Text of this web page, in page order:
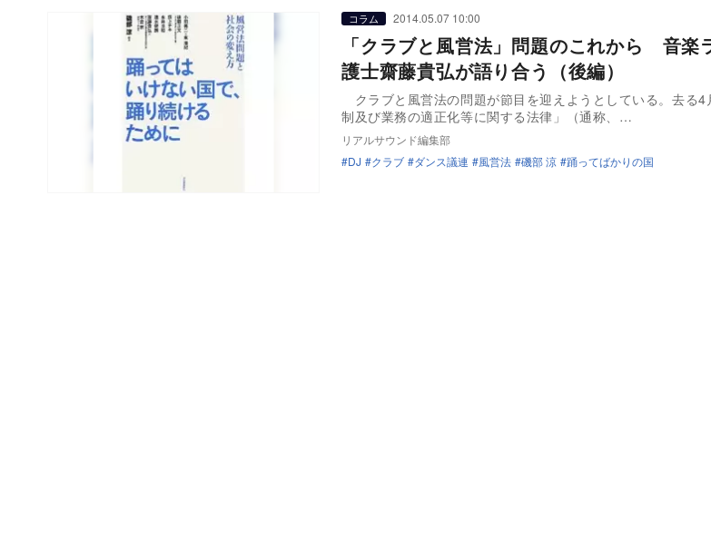
コラム 2014.05.07 10:00
「クラブと風営法」問題のこれから 音楽
護士齋藤貴弘が語り合う（後編）
クラブと風営法の問題が節目を迎えようとしている。去る4
制及び業務の適正化等に関する法律」（通称、…
リアルサウンド編集部
DJ
クラブ ダンス議連 風営法 磯部 涼 踊ってばかりの国